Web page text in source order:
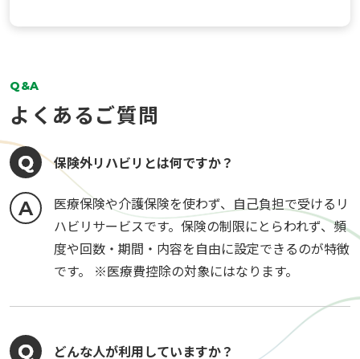
Q&A
よくあるご質問
保険外リハビリとは何ですか？
医療保険や介護保険を使わず、自己負担で受けるリ
ハビリサービスです。保険の制限にとらわれず、頻
度や回数・期間・内容を自由に設定できるのが特徴
です。 ※医療費控除の対象にはなります。
どんな人が利用していますか？